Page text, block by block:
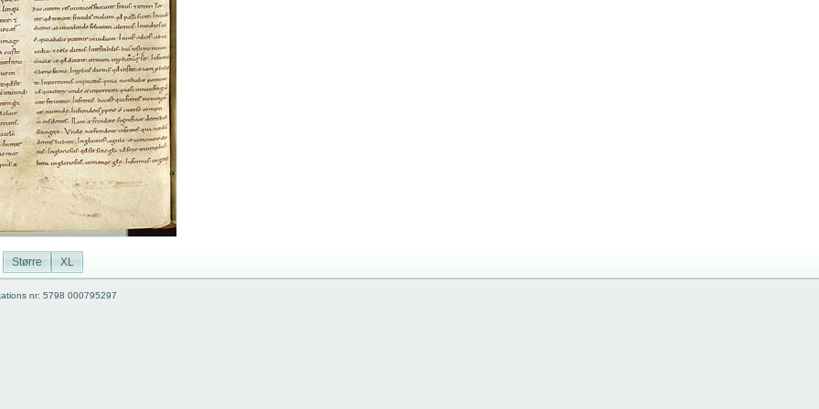
Større XL
nr: 5798 000795297